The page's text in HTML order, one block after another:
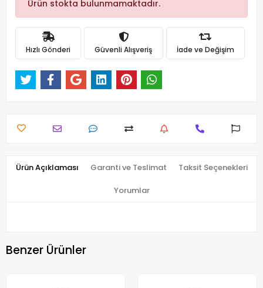
Ürün stokta bulunmamaktadır.
Hızlı Gönderi Güvenli Alışveriş İade ve Değişim
Ürün Açıklaması Garanti ve Teslimat Taksit Seçenekleri
Yorumlar
Benzer Ürünler